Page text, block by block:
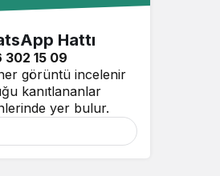
Hattı
302 15 09
görüntü incelenir
kanıtlananlar
yer bulur.